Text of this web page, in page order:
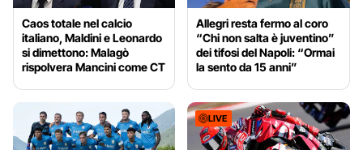
Caos totale nel calcio
italiano, Maldini e Leonardo
si dimettono: Malagò
rispolvera Mancini come CT
Allegri resta fermo al coro
“Chi non salta è juventino”
dei tifosi del Napoli: “Ormai
la sento da 15 anni”
LIVE